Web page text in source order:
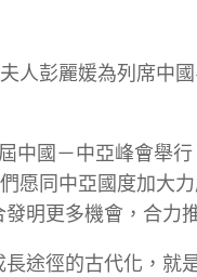
人彭麗媛為列席中
中國－中亞峰會舉
們愿同中亞國度加大
明更多機會，合力
途徑的古代化，就